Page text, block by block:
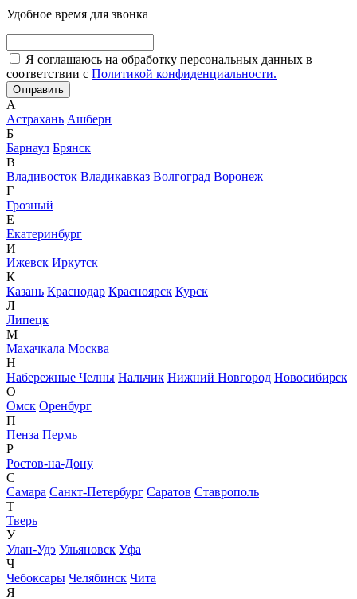
Удобное время для звонка
Я соглашаюсь на обработку персональных данных в
соответствии с Политикой конфиденциальности.
А
Астрахань Ашберн
Б
Барнаул Брянск
В
Владивосток Владикавказ Волгоград Воронеж
Г
Грозный
Е
Екатеринбург
И
Ижевск Иркутск
К
Казань Краснодар Красноярск Курск
Л
Липецк
М
Махачкала Москва
Н
Набережные Челны Нальчик Нижний Новгород Новосибирск
О
Омск Оренбург
П
Пенза Пермь
Р
Ростов-на-Дону
С
Самара Санкт-Петербург Саратов Ставрополь
Т
Тверь
У
Улан-Удэ Ульяновск Уфа
Ч
Чебоксары Челябинск Чита
Я